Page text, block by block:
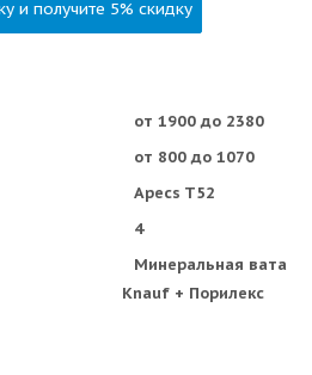
и получите 5% скидку
от 1900 до 2380
от 800 до 1070
Apecs T52
4
Минеральная вата
Knauf + Порилекс